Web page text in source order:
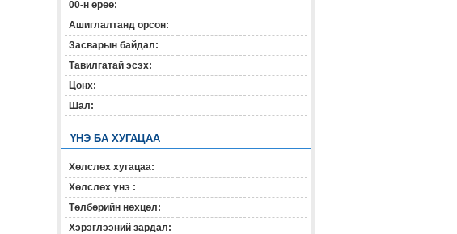
00-н өрөө:
Ашиглалтанд орсон:
Засварын байдал:
Тавилгатай эсэх:
Цонх:
Шал:
ҮНЭ БА ХУГАЦАА
Хөлслөх хугацаа:
Хөлслөх үнэ :
Төлбөрийн нөхцөл:
Хэрэглээний зардал: